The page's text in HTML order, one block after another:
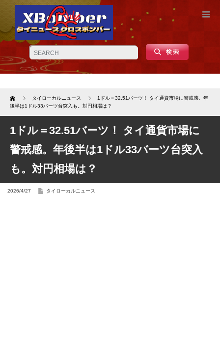
Home タイローカルニュース
1ドル＝32.51バーツ！ タイ通貨市場に警戒感。年
後半は1ドル33バーツ台突入も。対円相場は？
1ドル＝32.51バーツ！ タイ通貨市場に
警戒感。年後半は1ドル33バーツ台突入
も。対円相場は？
2026/4/27 タイローカルニュース